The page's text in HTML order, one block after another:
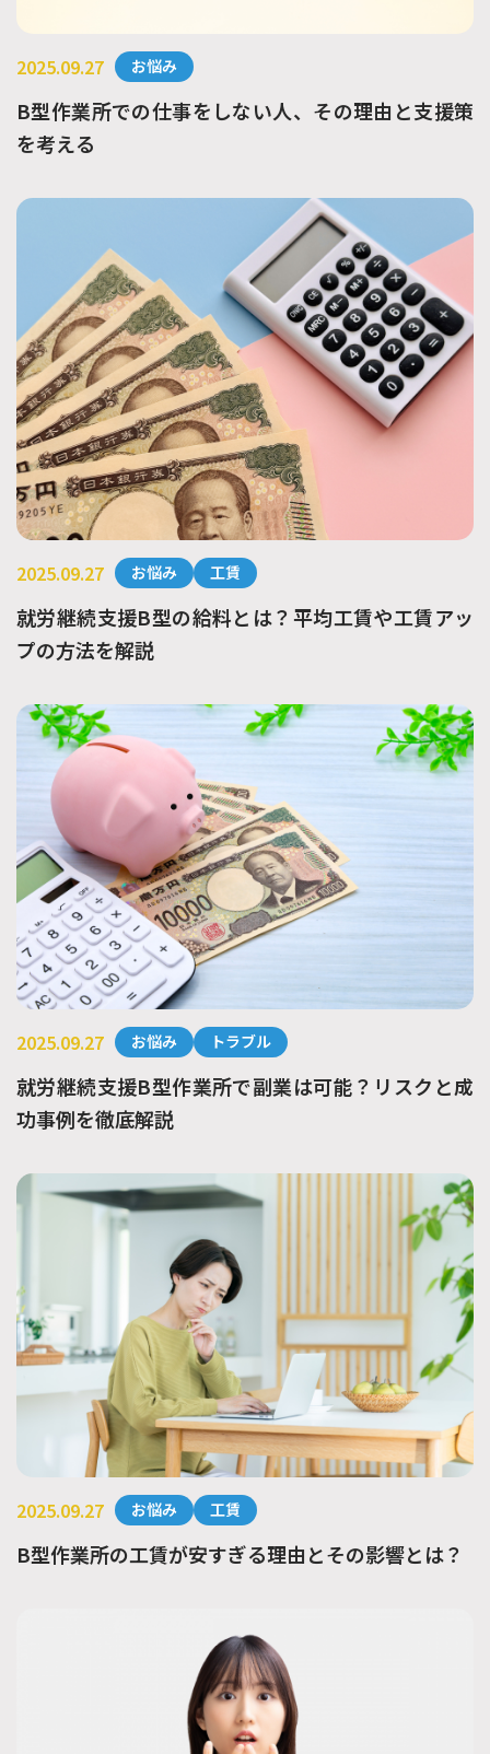
2025.09.27 お悩み
B型作業所での仕事をしない人、その理由と支援策
を考える
2025.09.27 お悩み 工賃
就労継続支援B型の給料とは？平均工賃や工賃アッ
プの方法を解説
2025.09.27 お悩み トラブル
就労継続支援B型作業所で副業は可能？リスクと成
功事例を徹底解説
2025.09.27 お悩み 工賃
B型作業所の工賃が安すぎる理由とその影響とは？